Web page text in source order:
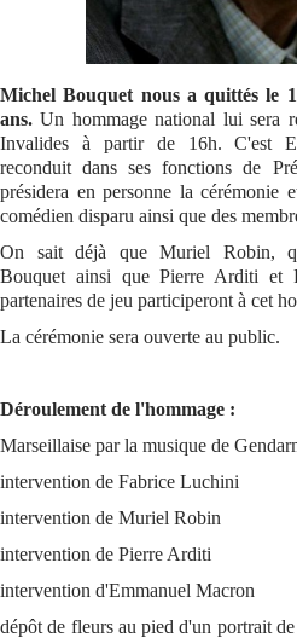
Michel Bouquet nous a quittés le
ans.Un hommage national lui sera
Invalides à partir de 16h. C'est
reconduit dans ses fonctions de
présidera en personne la cérémonie
comédien disparu ainsi que des
On sait déjà que Muriel Robin,
Bouquet ainsi que Pierre Arditi et
partenaires de jeu participeront à cet
La cérémonie sera ouverte au public.
Déroulement de l'hommage :
Marseillaise par la musique de
intervention de Fabrice Luchini
intervention de Muriel Robin
intervention de Pierre Arditi
intervention d'Emmanuel Macron
dépôt de fleurs au pied d'un portrait